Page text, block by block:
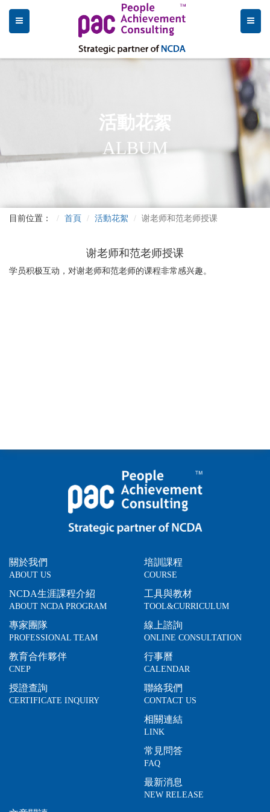
活動花絮
ALBUM
目前位置： 首頁 活動花絮 谢老师和范老师授课
谢老师和范老师授课
学员积极互动，对谢老师和范老师的课程非常感兴趣。
關於我們
ABOUT US
NCDA生涯課程介紹
ABOUT NCDA PROGRAM
專家團隊
PROFESSIONAL TEAM
教育合作夥伴
CNEP
授證查詢
CERTIFICATE INQUIRY
培訓課程
COURSE
工具與教材
TOOL&CURRICULUM
線上諮詢
ONLINE CONSULTATION
行事曆
CALENDAR
聯絡我們
CONTACT US
相關連結
LINK
常見問答
FAQ
最新消息
NEW RELEASE